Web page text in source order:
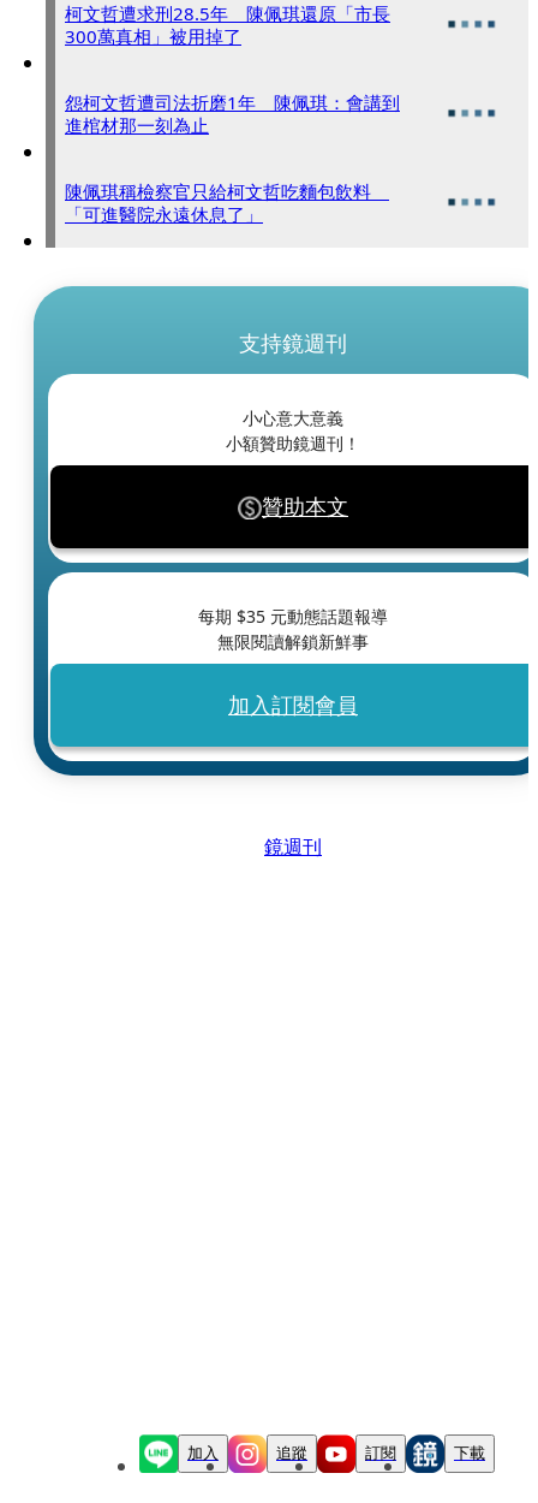
柯文哲遭求刑28.5年 陳佩琪還原「市長
300萬真相」被用掉了
怨柯文哲遭司法折磨1年 陳佩琪：會講到
進棺材那一刻為止
陳佩琪稱檢察官只給柯文哲吃麵包飲料
「可進醫院永遠休息了」
支持鏡週刊
小心意大意義
小額贊助鏡週刊！
贊助本文
每期 $35 元動態話題報導
無限閱讀解鎖新鮮事
加入訂閱會員
鏡週刊
加入 追蹤 訂閱 下載